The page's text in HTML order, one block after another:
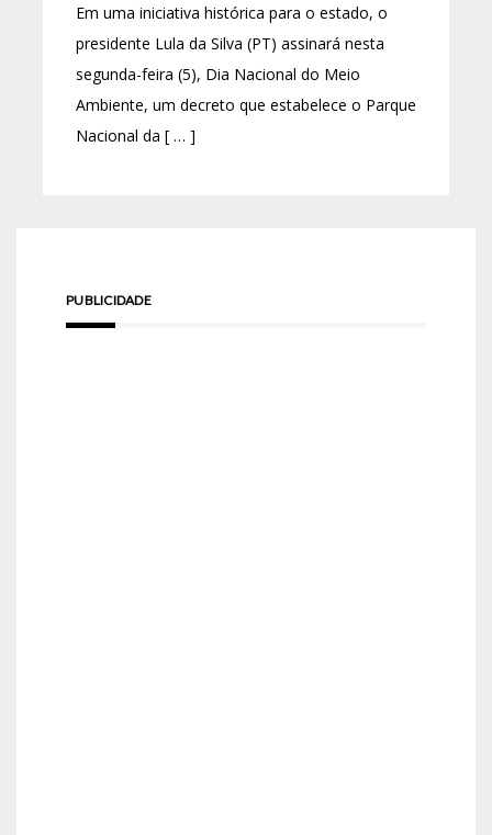
Em uma iniciativa histórica para o estado, o
presidente Lula da Silva (PT) assinará nesta
segunda-feira (5), Dia Nacional do Meio
Ambiente, um decreto que estabelece o Parque
Nacional da [ … ]
PUBLICIDADE